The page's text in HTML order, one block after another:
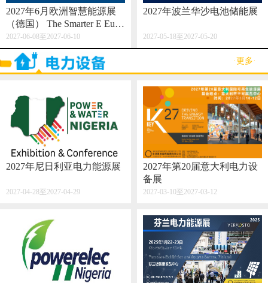
2027年6月欧洲智慧能源展
（德国） The Smarter E Euro
pe 2027
2027-06-08至2027-06-10
2027年波兰华沙电池储能展
2027-05-18至2027-05-20
·更多·
2027年尼日利亚电力能源展
2027-04-28至2027-04-29
2027年第20届意大利电力设
备展
2027-03-10至2027-03-12